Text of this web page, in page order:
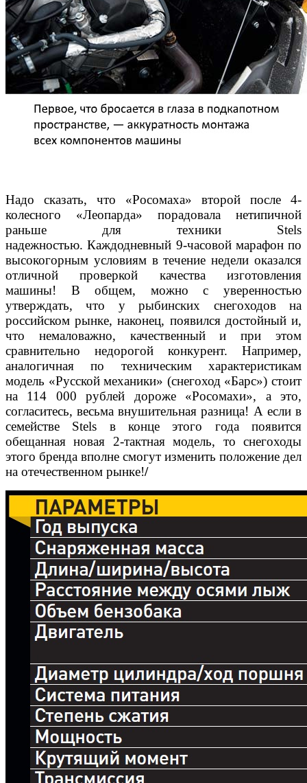
Надо сказать, что «Росомаха» второй после 4-
колесного «Леопарда» порадовала нетипичной
раньше для техники Stels
надежностью. Каждодневный 9-часовой марафон по
высокогорным условиям в течение недели оказался
отличной проверкой качества изготовления
машины! В общем, можно с уверенностью
утверждать, что у рыбинских снегоходов на
российском рынке, наконец, появился достойный и,
что немаловажно, качественный и при этом
сравнительно недорогой конкурент. Например,
аналогичная по техническим характеристикам
модель «Русской механики» (снегоход «Барс») стоит
на 114 000 рублей дороже «Росомахи», а это,
согласитесь, весьма внушительная разница! А если в
семействе Stels в конце этого года появится
обещанная новая 2-тактная модель, то снегоходы
этого бренда вполне смогут изменить положение дел
на отечественном рынке!/